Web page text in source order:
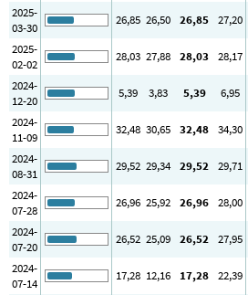
2025-
03-30
26,85 26,50 26,85 27,20
2025-
02-02
28,03 27,88 28,03 28,17
2024-
12-20
5,39 3,83 5,39 6,95
2024-
11-09
32,48 30,65 32,48 34,30
2024-
08-31
29,52 29,34 29,52 29,71
2024-
07-28
26,96 25,92 26,96 28,00
2024-
07-20
26,52 25,09 26,52 27,95
2024-
07-14
17,28 12,16 17,28 22,39